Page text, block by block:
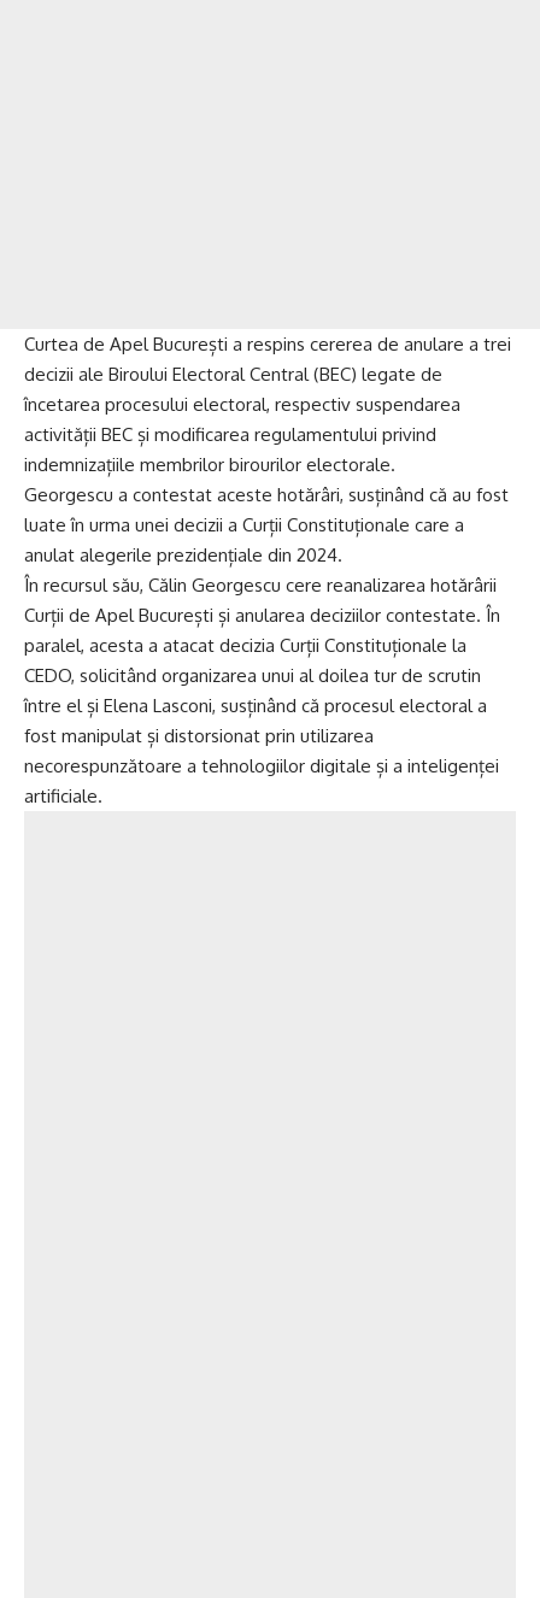
Curtea de Apel București a respins cererea de anulare a trei
decizii ale Biroului Electoral Central (BEC) legate de
încetarea procesului electoral, respectiv suspendarea
activității BEC și modificarea regulamentului privind
indemnizațiile membrilor birourilor electorale.
Georgescu a contestat aceste hotărâri, susținând că au fost
luate în urma unei decizii a Curții Constituționale care a
anulat alegerile prezidențiale din 2024.
În recursul său, Călin Georgescu cere reanalizarea hotărârii
Curții de Apel București și anularea deciziilor contestate. În
paralel, acesta a atacat decizia Curții Constituționale la
CEDO, solicitând organizarea unui al doilea tur de scrutin
între el și Elena Lasconi, susținând că procesul electoral a
fost manipulat și distorsionat prin utilizarea
necorespunzătoare a tehnologiilor digitale și a inteligenței
artificiale.